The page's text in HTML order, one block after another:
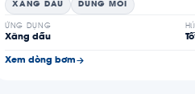
XĂNG DẦU DUNG MÔI
ỨNG DỤNG
Xăng dầu
Xem dòng bơm